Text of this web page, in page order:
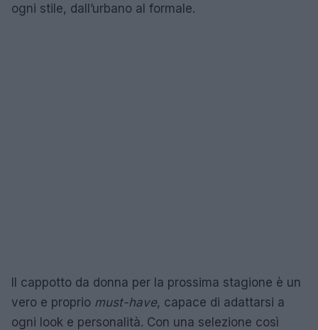
ogni stile, dall’urbano al formale.
Il cappotto da donna per la prossima stagione è un
vero e proprio must-have, capace di adattarsi a
ogni look e personalità. Con una selezione così